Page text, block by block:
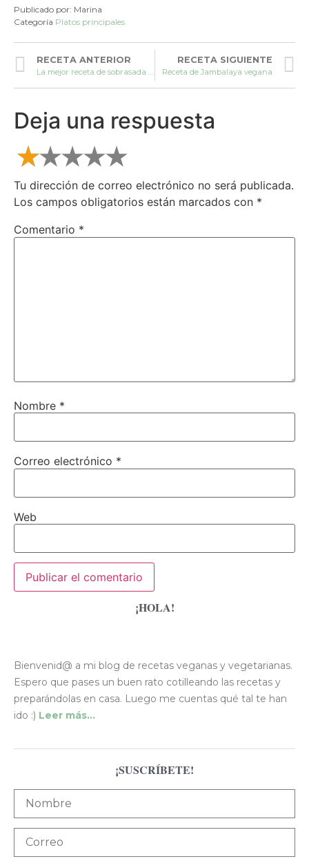
Publicado por: Marina
Categoría Platos principales
RECETA ANTERIOR
La mejor receta de sobrasada vegana
RECETA SIGUIENTE
Receta de Jambalaya vegana
Deja una respuesta
Tu dirección de correo electrónico no será publicada.
Los campos obligatorios están marcados con *
Comentario *
Nombre *
Correo electrónico *
Web
¡HOLA!
Bienvenid@ a mi blog de recetas veganas y vegetarianas.
Espero que pases un buen rato cotilleando las recetas y
preparándolas en casa. Luego me cuentas qué tal te han
ido :) Leer más…
¡SUSCRÍBETE!